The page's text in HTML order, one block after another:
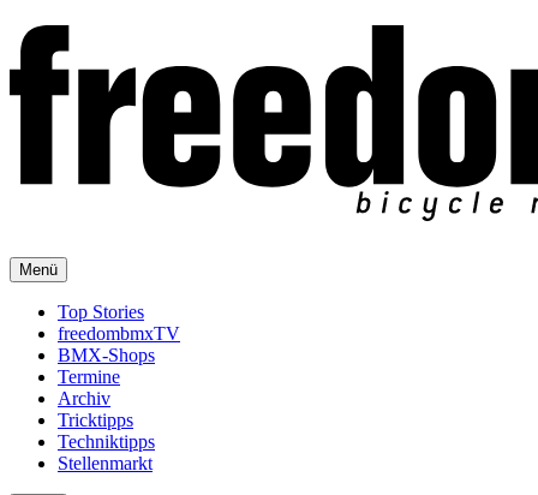
Menü
Top Stories
freedombmxTV
BMX-Shops
Termine
Archiv
Tricktipps
Techniktipps
Stellenmarkt